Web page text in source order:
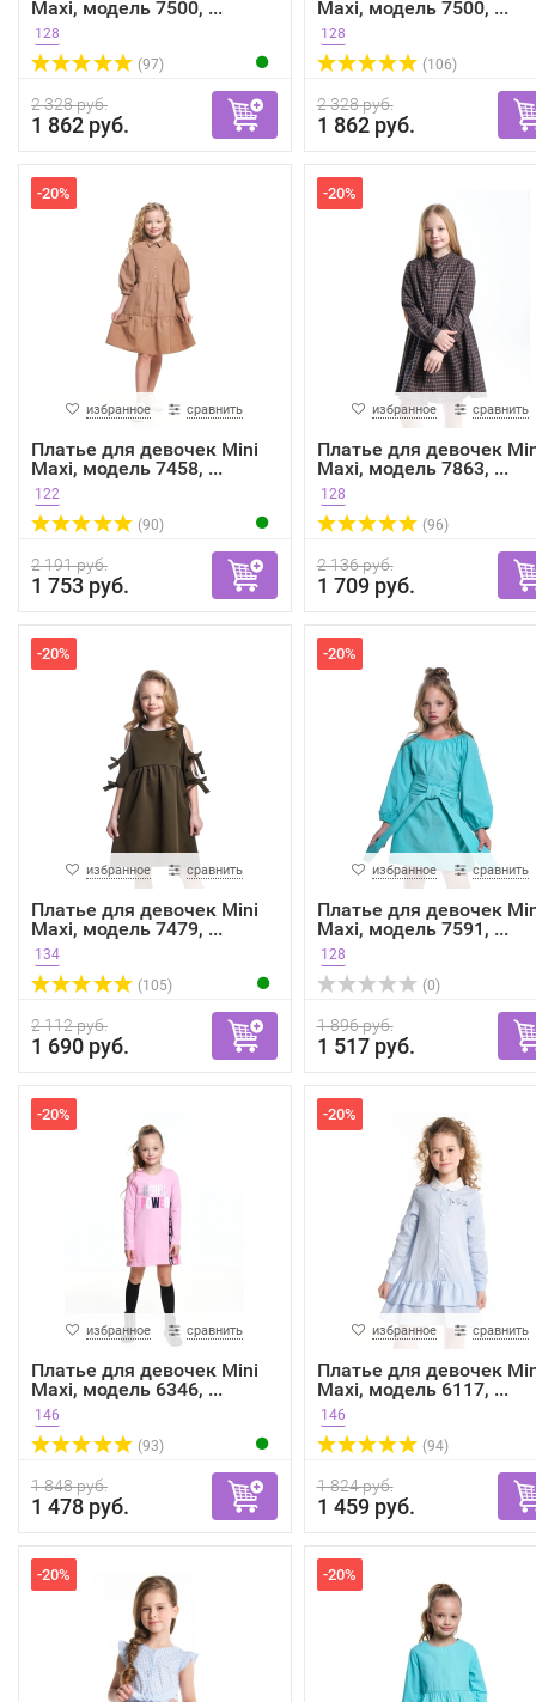
Maxi, модель 7500, ...
128
(97)
2 328 руб.
1 862 руб.
Maxi, модель 7500, ...
128
(106)
2 328 руб.
1 862 руб.
-20%
избранное сравнить
Платье для девочек Mini
Maxi, модель 7458, ...
122
(90)
2 191 руб.
1 753 руб.
-20%
избранное сравнить
Платье для девочек
Maxi, модель 7863, ...
128
(96)
2 136 руб.
1 709 руб.
-20%
избранное сравнить
Платье для девочек Mini
Maxi, модель 7479, ...
134
(105)
2 112 руб.
1 690 руб.
-20%
избранное сравнить
Платье для девочек
Maxi, модель 7591, ...
128
(0)
1 896 руб.
1 517 руб.
-20%
избранное сравнить
Платье для девочек Mini
Maxi, модель 6346, ...
146
(93)
1 848 руб.
1 478 руб.
-20%
избранное сравнить
Платье для девочек
Maxi, модель 6117, ...
146
(94)
1 824 руб.
1 459 руб.
-20% -20%